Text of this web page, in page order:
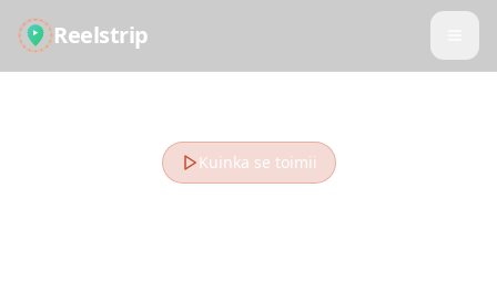
Reelstrip
Kuinka se toimii